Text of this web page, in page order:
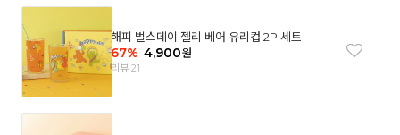
해피 벌스데이 젤리 베어 유리컵 2P 세트
67% 4,900원
리뷰 21